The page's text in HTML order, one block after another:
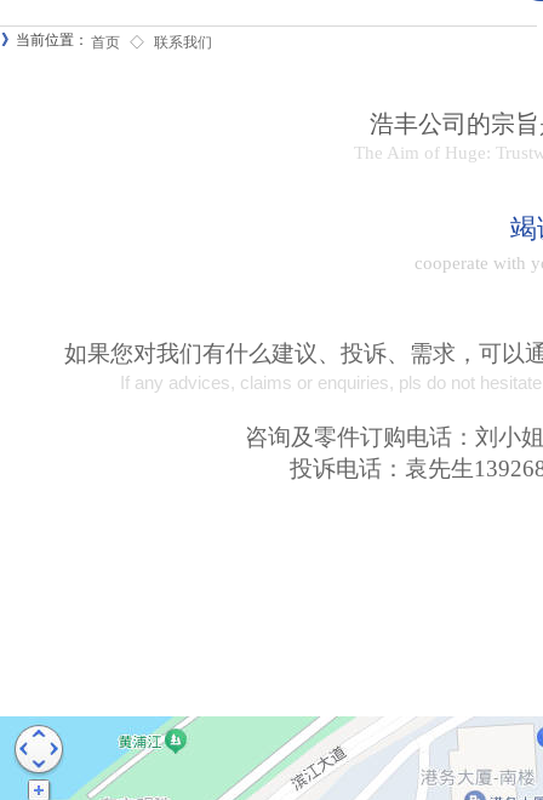
首页 ◇ 联系我们
》 当前位置：
浩丰公司的宗
The Aim of Huge:
竭
cooperate with
如果您对我们有什么建议、投诉、需求，可以
If any advices, claims or enquiries, pls do not
咨询及零件订购电话：刘小
投诉电话：袁先生